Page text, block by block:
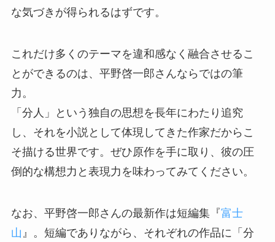
な気づきが得られるはずです。
これだけ多くのテーマを違和感なく融合させるこ
とができるのは、平野啓一郎さんならではの筆
力。
「分人」という独自の思想を長年にわたり追究
し、それを小説として体現してきた作家だからこ
そ描ける世界です。ぜひ原作を手に取り、彼の圧
倒的な構想力と表現力を味わってみてください。
なお、平野啓一郎さんの最新作は短編集『富士
山 』。短編でありながら、それぞれの作品に「分